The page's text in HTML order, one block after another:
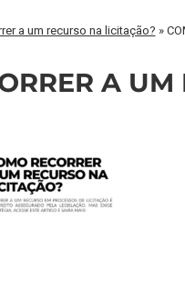
a um recurso na licitação? »
A